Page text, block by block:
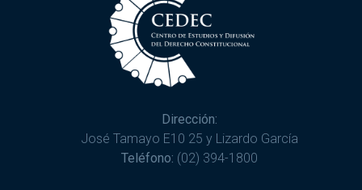
Dirección:
José Tamayo E10 25 y Lizardo García
Teléfono: (02) 394-1800